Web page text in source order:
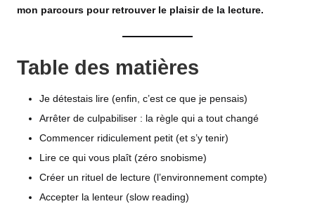
mon parcours pour retrouver le plaisir de la lecture.
Table des matières
Je détestais lire (enfin, c’est ce que je pensais)
Arrêter de culpabiliser : la règle qui a tout changé
Commencer ridiculement petit (et s’y tenir)
Lire ce qui vous plaît (zéro snobisme)
Créer un rituel de lecture (l’environnement compte)
Accepter la lenteur (slow reading)